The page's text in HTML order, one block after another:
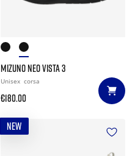
MIZUNO NEO VISTA 3
Unisex corsa
€180.00
NEW